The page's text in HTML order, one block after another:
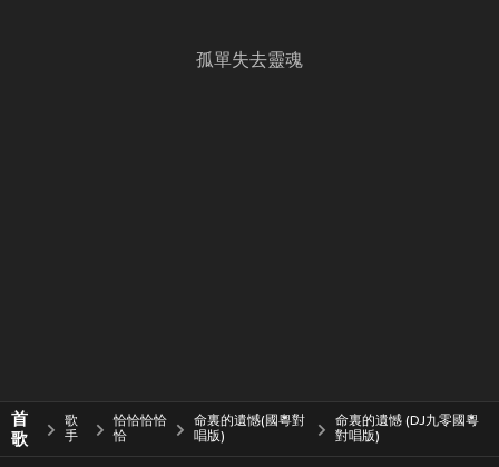
孤單失去靈魂
首
歌
歌
手
恰恰恰恰
恰
命裏的遺憾(國粵對
唱版)
命裏的遺憾 (DJ九零國粵
對唱版)